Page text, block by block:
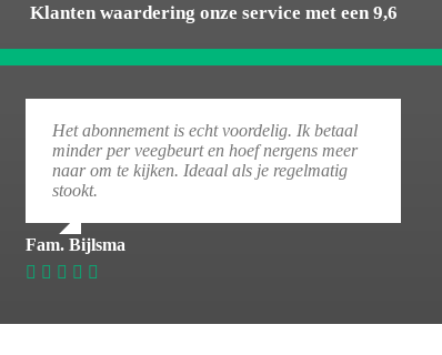
Klanten waardering onze service met een 9,6
Het abonnement is echt voordelig. Ik betaal
minder per veegbeurt en hoef nergens meer
naar om te kijken. Ideaal als je regelmatig
stookt.
Fam. Bijlsma